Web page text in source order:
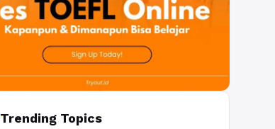
Trending Topics